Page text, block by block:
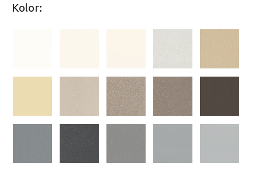
Kolor: